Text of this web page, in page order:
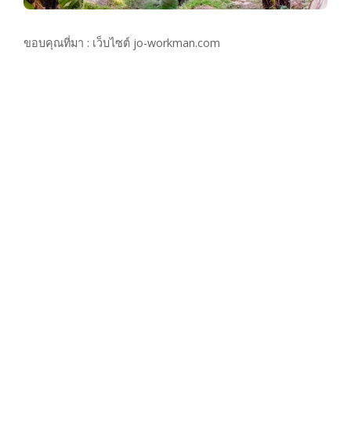
ขอบคุณที่มา : เว็บไซต์ jo-workman.com